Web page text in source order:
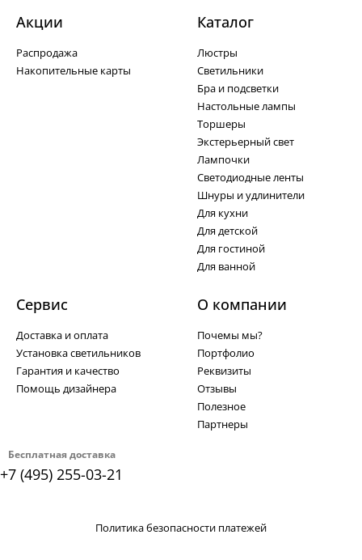
Бесплатная доставка
+7 (495) 255-03-21
Акции
Распродажа
Накопительные карты
Каталог
Люстры
Светильники
Бра и подсветки
Настольные лампы
Торшеры
Экстерьерный свет
Лампочки
Светодиодные ленты
Шнуры и удлинители
Для кухни
Для детской
Для гостиной
Для ванной
Сервис
Доставка и оплата
Установка светильников
Гарантия и качество
Помощь дизайнера
О компании
Почемы мы?
Портфолио
Реквизиты
Отзывы
Полезное
Партнеры
Политика безопасности платежей